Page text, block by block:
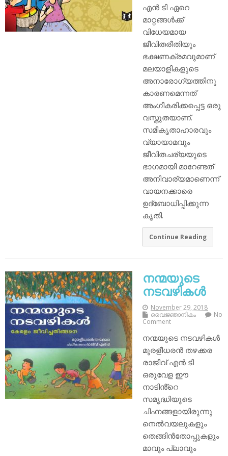
എൻ ടി ഏറെ
മാറ്റങ്ങൾക്ക്
വിധേയമായ
ജീവിതരീതിയും
ഭക്ഷണക്രമവുമാണ്
മലയാളികളുടെ
അനാരോഗ്യത്തിനു
കാരണമെന്നത്
അംഗീകരിക്കപ്പെട്ട ഒരു
വസ്തുതയാണ്.
സമീകൃതാഹാരവും
വ്യായാമവും
ജീവിതചര്യയുടെ
ഭാഗമായി മാറേണ്ടത്
അനിവാര്യമാണെന്ന്
വായനക്കാരെ
ഉദ്ബോധിപ്പിക്കുന്ന
കൃതി.
Continue Reading
നന്മയുടെ
നടവഴികൾ
November 29, 2018
വൈജ്ഞാനികം
No
Comment
നന്മയുടെ നടവഴികൾ
മുരളീധരൻ തഴക്കര
രാജീവ് എൻ ടി
ഒരുവേള ഈ
നാടിൻ്റെ
സമൃദ്ധിയുടെ
ചിഹ്നങ്ങളായിരുന്നു
നെൽവയലുകളും
തെങ്ങിൻതോപ്പുകളും
മാവും പ്ലാവും